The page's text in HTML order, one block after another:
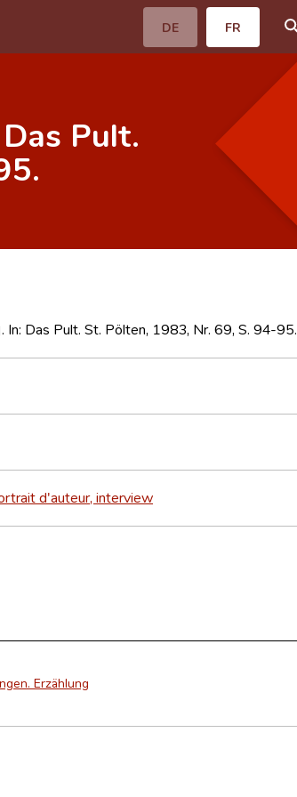
DE FR
Pult.
In: Das Pult. St. Pölten, 1983, Nr. 69, S. 94-95.
d'auteur, interview
Erzählung